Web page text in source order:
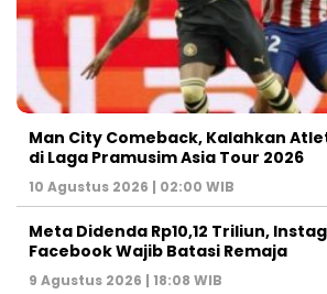
Man City Comeback, Kalahkan
di Laga Pramusim Asia Tour 2026
10 Agustus 2026 | 02:00 WIB
Meta Didenda Rp10,12 Triliun,
Facebook Wajib Batasi Remaja
9 Agustus 2026 | 18:08 WIB